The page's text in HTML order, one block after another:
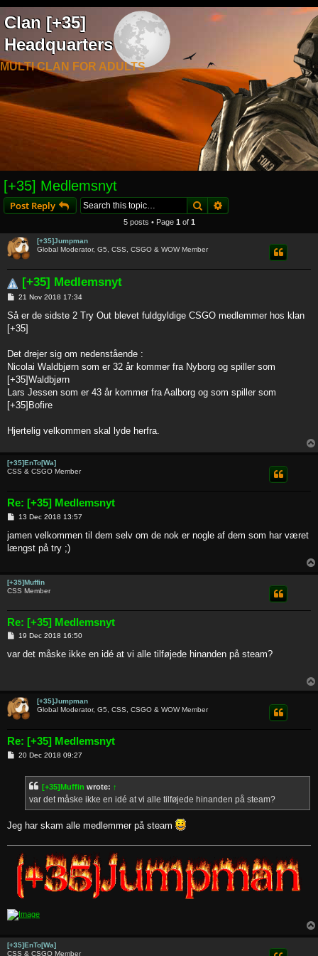
Clan [+35]
Headquarters
MULTI CLAN FOR ADULTS
[+35] Medlemsnyt
Post Reply SearchAdvanced search
5 posts • Page 1 of 1
[+35]Jumpman
Global Moderator, G5, CSS, CSGO & WOW Member
[+35] Medlemsnyt
P
s
21 Nov 2018 17:34
Så er de sidste 2 Try Out blevet fuldgyldige CSGO medlemmer hos klan
[+35]
Det drejer sig om nedenstående :
Nicolai Waldbjørn som er 32 år kommer fra Nyborg og spiller som
[+35]Waldbjørn
Lars Jessen som er 43 år kommer fra Aalborg og som spiller som
[+35]Bofire
Hjertelig velkommen skal lyde herfra.
[+35]EnTo[Wa]
CSS & CSGO Member
Re: [+35] Medlemsnyt
P
s
13 Dec 2018 13:57
jamen velkommen til dem selv om de nok er nogle af dem som har været
længst på try ;)
[+35]Muffin
CSS Member
Re: [+35] Medlemsnyt
P
s
19 Dec 2018 16:50
var det måske ikke en idé at vi alle tilføjede hinanden på steam?
[+35]Jumpman
Global Moderator, G5, CSS, CSGO & WOW Member
Re: [+35] Medlemsnyt
P20 Dec 2018 09:27
[+35]Muffin wrote: ↑
var det måske ikke en idé at vi alle tilføjede hinanden på steam?
Jeg har skam alle medlemmer på steam
[+35]EnTo[Wa]
CSS & CSGO Member